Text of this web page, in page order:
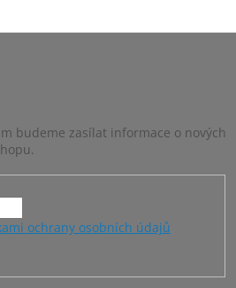
budeme zasílat informace o nových
ochrany osobních údajů